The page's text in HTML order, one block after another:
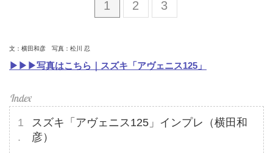
1 2 3
文：横田和彦 写真：松川 忍
▶▶▶写真はこちら｜スズキ「アヴェニス125」
スズキ「アヴェニス125」インプレ（横田和
彦）